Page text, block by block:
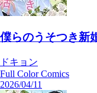
僕らのうそつき新
ドキョン
Full Color Comics
2026/04/11